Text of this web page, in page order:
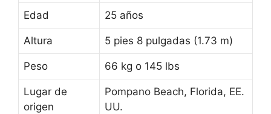
Edad 25 años
Altura 5 pies 8 pulgadas (1.73 m)
Peso 66 kg o 145 lbs
Lugar de
origen
Pompano Beach, Florida, EE.
UU.